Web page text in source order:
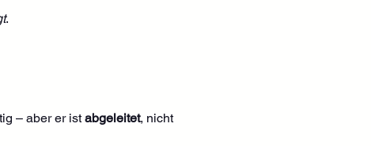
.
– aber er ist abgeleitet, nicht